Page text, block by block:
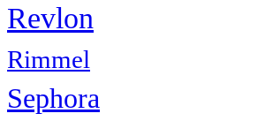
Revlon
Rimmel
Sephora